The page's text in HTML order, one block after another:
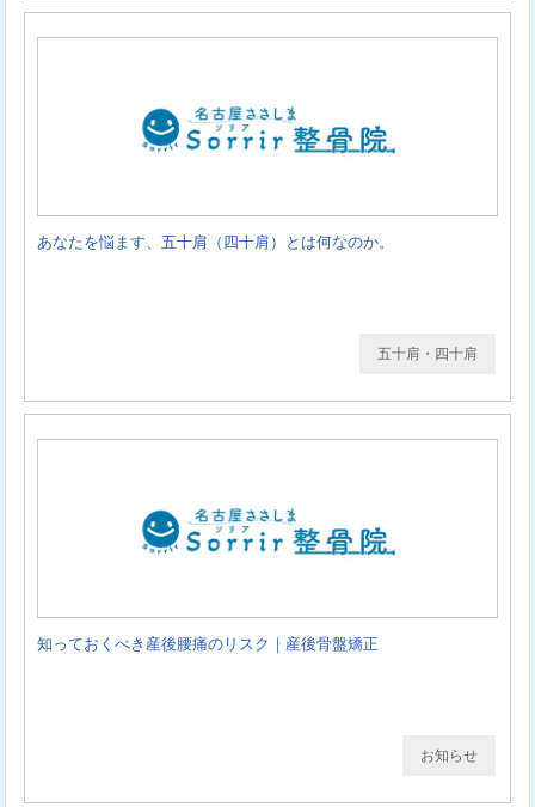
あなたを悩ます、五十肩（四十肩）とは何なのか。
五十肩・四十肩
知っておくべき産後腰痛のリスク｜産後骨盤矯正
お知らせ